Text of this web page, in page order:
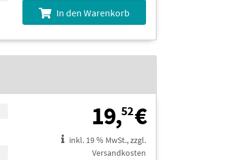
In den Warenkorb
19,52€19,52 €
inkl. 19 % MwSt., zzgl.
Versandkosten